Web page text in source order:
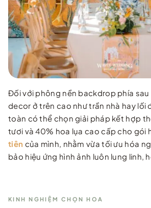
Đối với phông nền backdrop phía
decor ở trên cao như trần nhà hay lối
toàn có thể chọn giải pháp kết hợp
tươi và 40% hoa lụa cao cấp cho gói
tiên của mình, nhằm vừa tối ưu hóa
bảo hiệu ứng hình ảnh luôn lung linh,
KINH NGHIỆM CHỌN HOA